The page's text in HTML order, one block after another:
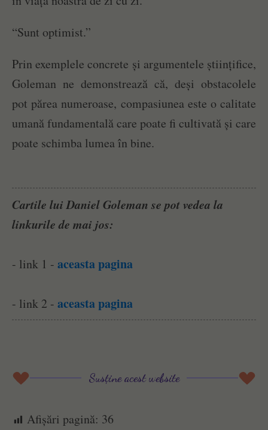
“Sunt optimist.”
Prin exemplele concrete și argumentele științifice,
Goleman ne demonstrează că, deși obstacolele
pot părea numeroase, compasiunea este o calitate
umană fundamentală care poate fi cultivată și care
poate schimba lumea în bine.
Cartile lui Daniel Goleman se pot vedea la
linkurile de mai jos:
- link 1 - aceasta pagina
- link 2 - aceasta pagina
Susține acest website
Afișări pagină: 36